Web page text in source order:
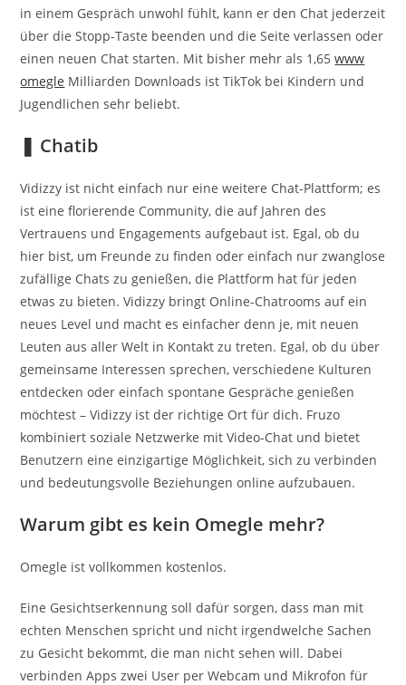
in einem Gespräch unwohl fühlt, kann er den Chat jederzeit
über die Stopp-Taste beenden und die Seite verlassen oder
einen neuen Chat starten. Mit bisher mehr als 1,65www
omegle Milliarden Downloads ist TikTok bei Kindern und
Jugendlichen sehr beliebt.
❚ Chatib
Vidizzy ist nicht einfach nur eine weitere Chat-Plattform; es
ist eine florierende Community, die auf Jahren des
Vertrauens und Engagements aufgebaut ist. Egal, ob du
hier bist, um Freunde zu finden oder einfach nur zwanglose
zufällige Chats zu genießen, die Plattform hat für jeden
etwas zu bieten. Vidizzy bringt Online-Chatrooms auf ein
neues Level und macht es einfacher denn je, mit neuen
Leuten aus aller Welt in Kontakt zu treten. Egal, ob du über
gemeinsame Interessen sprechen, verschiedene Kulturen
entdecken oder einfach spontane Gespräche genießen
möchtest – Vidizzy ist der richtige Ort für dich. Fruzo
kombiniert soziale Netzwerke mit Video-Chat und bietet
Benutzern eine einzigartige Möglichkeit, sich zu verbinden
und bedeutungsvolle Beziehungen online aufzubauen.
Warum gibt es kein Omegle mehr?
Omegle ist vollkommen kostenlos.
Eine Gesichtserkennung soll dafür sorgen, dass man mit
echten Menschen spricht und nicht irgendwelche Sachen
zu Gesicht bekommt, die man nicht sehen will. Dabei
verbinden Apps zwei User per Webcam und Mikrofon für